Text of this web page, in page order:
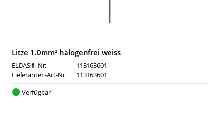
Litze 1.0mm² halogenfrei weiss
ELDAS®-Nr:
113163601
Lieferanten-Art-Nr:
113163601
Verfügbar